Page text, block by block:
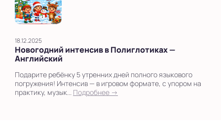
18.12.2025
Новогодний интенсив в Полиглотиках —
Английский
Подарите ребёнку 5 утренних дней полного языкового
погружения! Интенсив — в игровом формате, с упором на
практику, музык... Подробнее →